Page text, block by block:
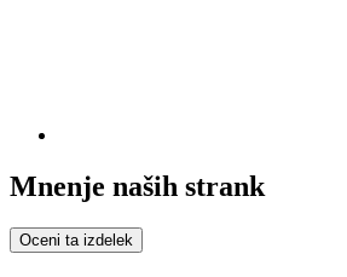
Mnenje naših strank
Oceni ta izdelek